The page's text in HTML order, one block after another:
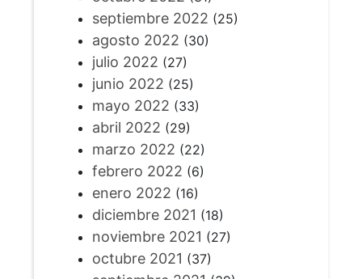
septiembre 2022 (25)
agosto 2022 (30)
julio 2022 (27)
junio 2022 (25)
mayo 2022 (33)
abril 2022 (29)
marzo 2022 (22)
febrero 2022 (6)
enero 2022 (16)
diciembre 2021 (18)
noviembre 2021 (27)
octubre 2021 (37)